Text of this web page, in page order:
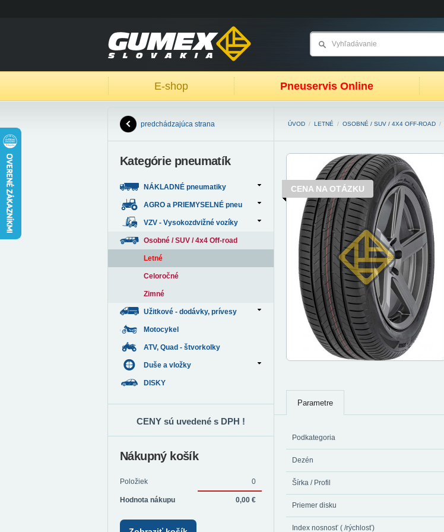
E-shop Pneuservis Online
ÚVOD / LETNÉ / OSOBNÉ / SUV / 4X4 OFF-ROAD /
CENA NA OTÁZKU
Parametre
Podkategoria
Dezén
Šírka / Profil
Priemer disku
Index nosnosť ( /rýchlosť)
predchádzajúca strana
Kategórie pneumatík
NÁKLADNÉ pneumatiky
AGRO a PRIEMYSELNÉ pneu
VZV - Vysokozdvižné vozíky
Osobné / SUV / 4x4 Off-road
Letné
Celoročné
Zimné
Užitkové - dodávky, prívesy
Motocykel
ATV, Quad - štvorkolky
Duše a vložky
DISKY
CENY sú uvedené s DPH !
Nákupný košík
Položiek 0
Hodnota nákupu 0,00 €